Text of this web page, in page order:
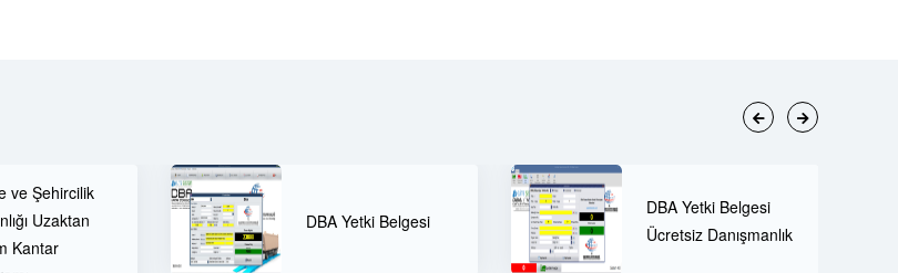
Belgesi
Ücretsiz Danışmanlık
ve Öne Çıkan
Özellikleri